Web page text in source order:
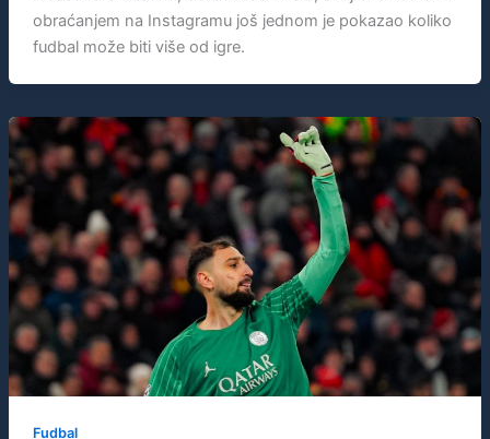
obraćanjem na Instagramu još jednom je pokazao koliko
fudbal može biti više od igre.
Fudbal